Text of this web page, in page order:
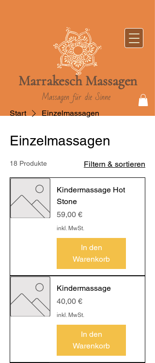
Marrakesch Massagen
Massagen für die Sinne
Start Einzelmassagen
Einzelmassagen
18 Produkte Filtern & sortieren
Kindermassage Hot
Stone
Preis
59,00 €
inkl. MwSt.
In den
Warenkorb
Kindermassage
Preis
40,00 €
inkl. MwSt.
In den
Warenkorb